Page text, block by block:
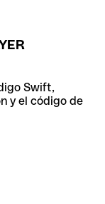
Swift,
y el código de